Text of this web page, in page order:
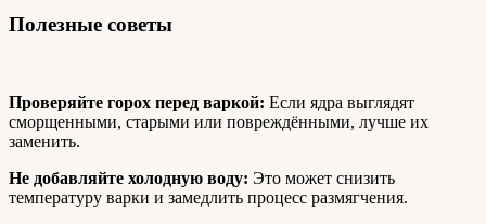
Полезные советы
Проверяйте горох перед варкой: Если ядра выглядят
сморщенными, старыми или повреждёнными, лучше их
заменить.
Не добавляйте холодную воду: Это может снизить
температуру варки и замедлить процесс размягчения.